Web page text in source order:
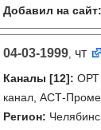
Добавил на сайт:
04-03-1999, чт
Каналы [12]: ОРТ
канал, АСТ-
Регион: